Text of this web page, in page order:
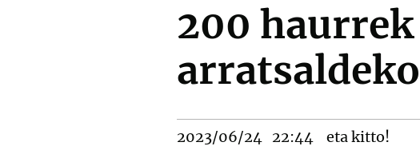
200
2023/06/24 22:44 eta kitto!